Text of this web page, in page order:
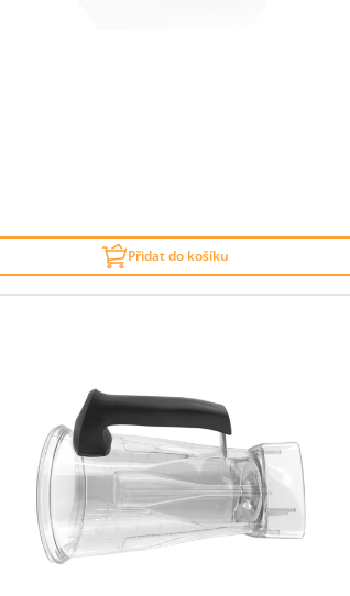
Přidat do košíku